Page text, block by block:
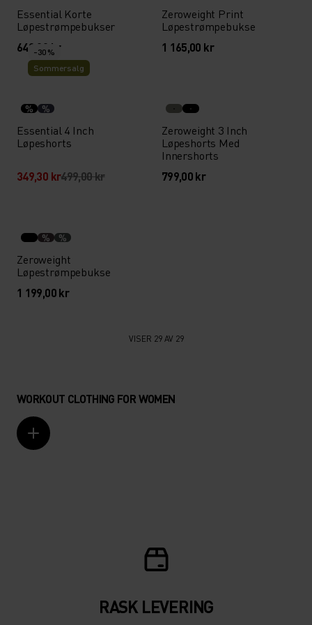
Essential Korte
Løpestrømpebukser
649,00 kr
Zeroweight Print
Løpestrømpebukse
1 165,00 kr
-30 %
Sommersalg
% %
Essential 4 Inch
Løpeshorts
349,30 kr499,00 kr
Zeroweight 3 Inch
Løpeshorts Med
Innershorts
799,00 kr
% %
Zeroweight
Løpestrømpebukse
1 199,00 kr
VISER 29 AV 29
WORKOUT CLOTHING FOR WOMEN
RASK LEVERING